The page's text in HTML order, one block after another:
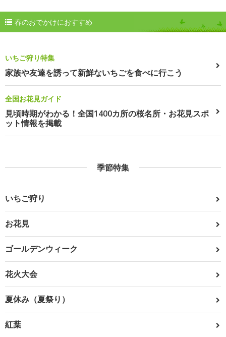
春のおでかけにおすすめ
いちご狩り特集
家族や友達を誘って新鮮ないちごを食べに行こう
全国お花見ガイド
見頃時期がわかる！全国1400カ所の桜名所・お花見スポ
ット情報を掲載
季節特集
いちご狩り
お花見
ゴールデンウィーク
花火大会
夏休み（夏祭り）
紅葉